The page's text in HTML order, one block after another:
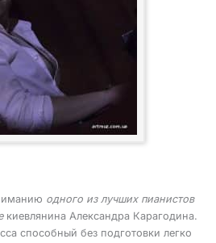
одного из лучших пианистов
киевлянина Александра Карагодина.
способный без подготовки легко